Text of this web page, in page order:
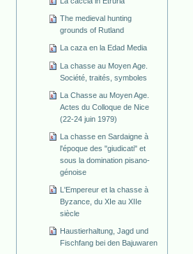
The medieval hunting
grounds of Rutland
La caza en la Edad Media
La chasse au Moyen Age.
Société, traités, symboles
La Chasse au Moyen Age.
Actes du Colloque de Nice
(22-24 juin 1979)
La chasse en Sardaigne à
l'époque des "giudicati" et
sous la domination pisano-
génoise
L'Empereur et la chasse à
Byzance, du XIe au XIIe
siècle
Haustierhaltung, Jagd und
Fischfang bei den Bajuwaren